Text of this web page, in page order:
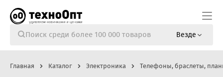
Везде
Главная Каталог Электроника Телефоны, браслеты,